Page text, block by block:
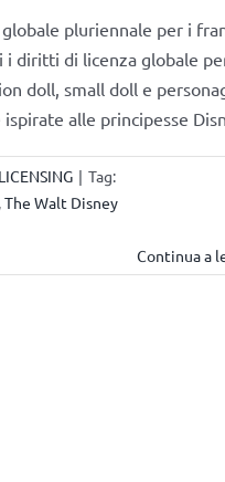
pluriennale per i
i diritti di licenza globale
doll, small doll e
alle principesse
LICENSING | Tag:
,The Walt Disney
Continua a